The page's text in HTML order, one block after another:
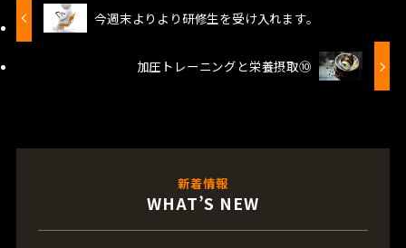
今週末よりより研修生を受け入れます。
加圧トレーニングと栄養摂取⑩
新着情報
WHAT’S NEW